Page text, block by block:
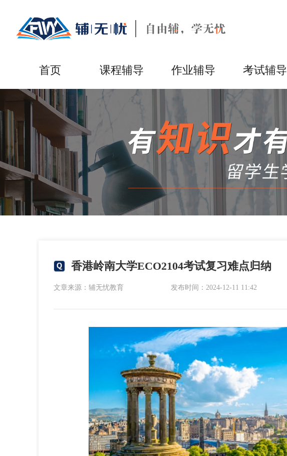
首页 课程辅导 作业辅导 考试辅导
香港岭南大学ECO2104考试复习难点归纳
文章来源：辅无忧教育 发布时间：2024-12-11 11:42